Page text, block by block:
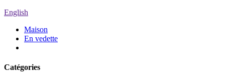
English
Maison
En vedette
Catégories